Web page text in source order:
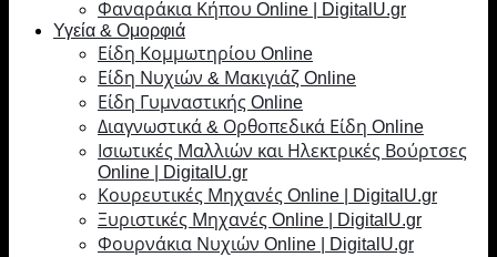
Φαναράκια Κήπου Online | DigitalU.gr
Υγεία & Ομορφιά
Είδη Κομμωτηρίου Online
Είδη Νυχιών & Μακιγιάζ Online
Είδη Γυμναστικής Online
Διαγνωστικά & Ορθοπεδικά Είδη Online
Ισιωτικές Μαλλιών και Ηλεκτρικές Βούρτσες
Online | DigitalU.gr
Κουρευτικές Μηχανές Online | DigitalU.gr
Ξυριστικές Μηχανές Online | DigitalU.gr
Φουρνάκια Νυχιών Online | DigitalU.gr